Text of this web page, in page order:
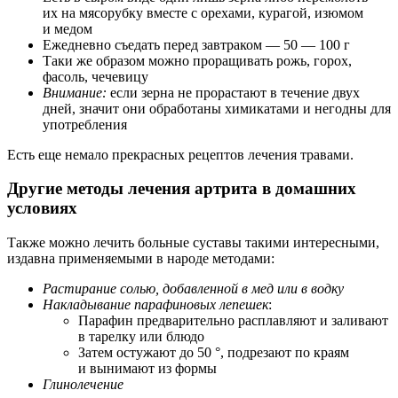
их на мясорубку вместе с орехами, курагой, изюмом
и медом
Ежедневно съедать перед завтраком — 50 — 100 г
Таки же образом можно проращивать рожь, горох,
фасоль, чечевицу
Внимание: если зерна не прорастают в течение двух
дней, значит они обработаны химикатами и негодны для
употребления
Есть еще немало прекрасных рецептов лечения травами.
Другие методы лечения артрита в домашних
условиях
Также можно лечить больные суставы такими интересными,
издавна применяемыми в народе методами:
Растирание солью, добавленной в мед или в водку
Накладывание парафиновых лепешек:
Парафин предварительно расплавляют и заливают
в тарелку или блюдо
Затем остужают до 50 °, подрезают по краям
и вынимают из формы
Глинолечение